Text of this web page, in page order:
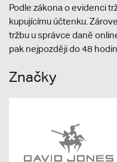
Podle zákona o evidenci
kupujícímu účtenku.
tržbu u správce daně
pak nejpozději do 48 hodin.
Značky